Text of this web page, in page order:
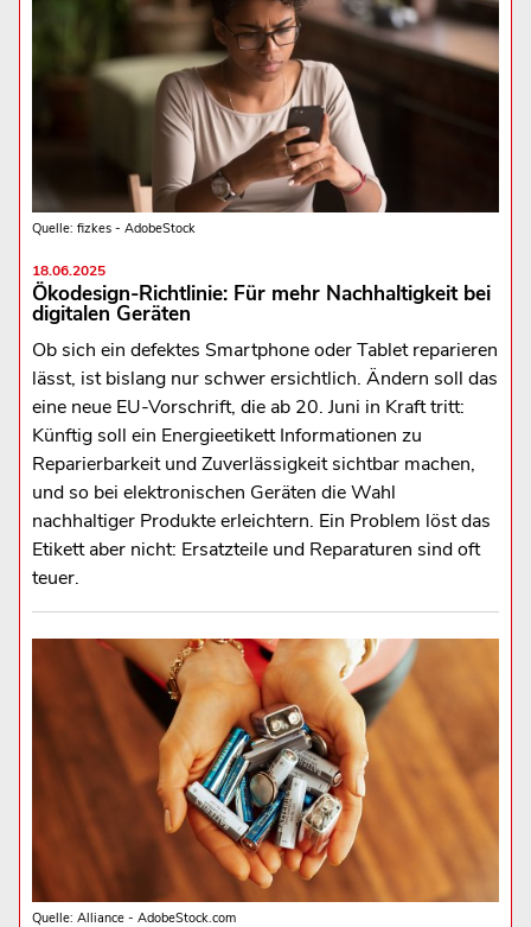
Quelle: fizkes - AdobeStock
18.06.2025
Ökodesign-Richtlinie: Für mehr Nachhaltigkeit bei
digitalen Geräten
Ob sich ein defektes Smartphone oder Tablet reparieren
lässt, ist bislang nur schwer ersichtlich. Ändern soll das
eine neue EU-Vorschrift, die ab 20. Juni in Kraft tritt:
Künftig soll ein Energieetikett Informationen zu
Reparierbarkeit und Zuverlässigkeit sichtbar machen,
und so bei elektronischen Geräten die Wahl
nachhaltiger Produkte erleichtern. Ein Problem löst das
Etikett aber nicht: Ersatzteile und Reparaturen sind oft
teuer.
Quelle: Alliance - AdobeStock.com